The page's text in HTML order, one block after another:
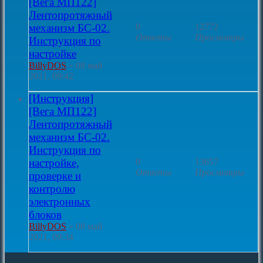
Лентопротяжный
механизм БС-02.
Инструкция по
настройке
BillyDOS » 08 май
2021, 09:42
0
Ответы
12772
Просмотры
[Инструкция]
[Вега МП122]
Лентопротяжный
механизм БС-02.
Инструкция по
настройке,
проверке и
контролю
электронных
блоков
BillyDOS » 08 май
2021, 09:34
0
Ответы
13657
Просмотры